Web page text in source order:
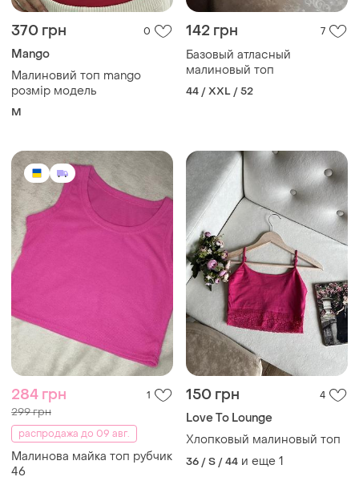
370 грн 0
Mango
Малиновий топ mango
розмір модель
M
142 грн 7
Базовый атласный
малиновый топ
44 / XXL / 52
284 грн 1
299 грн
распродажа до 09 авг.
Малинова майка топ рубчик
46
150 грн 4
Love To Lounge
Хлопковый малиновый топ
36 / S / 44 и еще 1